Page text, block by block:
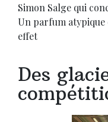
Simon Salge qui
Un parfum atypique
effet
Des